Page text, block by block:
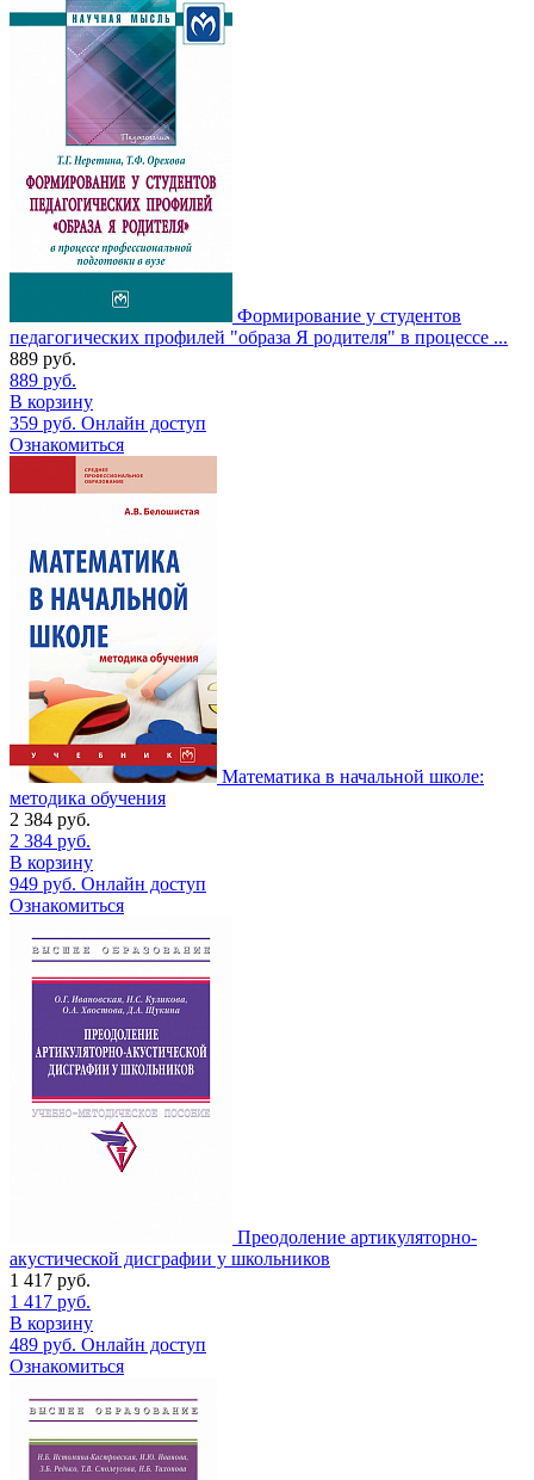
Формирование у студентов
педагогических профилей "образа Я родителя" в процессе ...
889 руб.
889 руб.
В корзину
359 руб. Онлайн доступ
Ознакомиться
Математика в начальной школе:
методика обучения
2 384 руб.
2 384 руб.
В корзину
949 руб. Онлайн доступ
Ознакомиться
Преодоление артикуляторно-
акустической дисграфии у школьников
1 417 руб.
1 417 руб.
В корзину
489 руб. Онлайн доступ
Ознакомиться